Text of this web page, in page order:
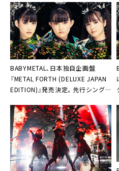
※初回生産分のみスリーブ
BABYMETAL、日本独自企画盤
『METAL FORTH (DELUXE JAPAN
EDITION)』発売決定。先行シング
Remix)」本日配信も